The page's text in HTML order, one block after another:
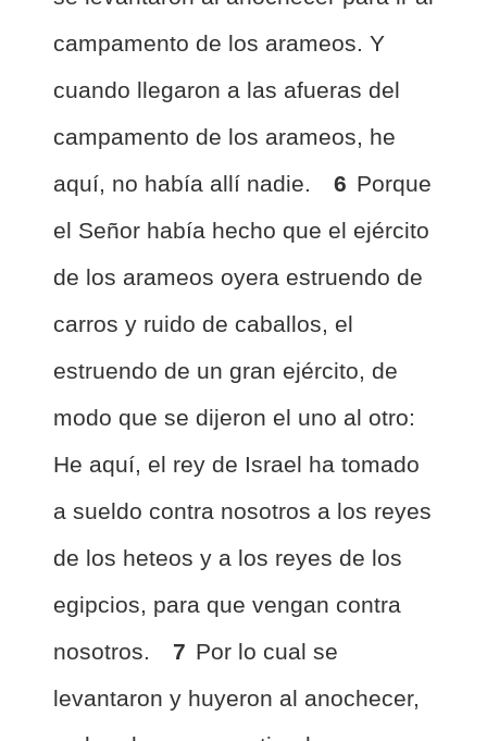
campamento de los arameos. Y
cuando llegaron a las afueras del
campamento de los arameos, he
aquí, no había allí nadie.
6 Porque
el Señor había hecho que el ejército
de los arameos oyera estruendo de
carros y ruido de caballos, el
estruendo de un gran ejército, de
modo que se dijeron el uno al otro:
He aquí, el rey de Israel ha tomado
a sueldo contra nosotros a los reyes
de los heteos y a los reyes de los
egipcios, para que vengan contra
nosotros.
7 Por lo cual se
levantaron y huyeron al anochecer,